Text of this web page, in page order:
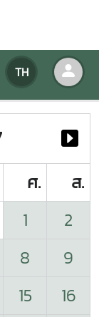
TH
าน
ศ.
ส.
1
2
8
9
15
16